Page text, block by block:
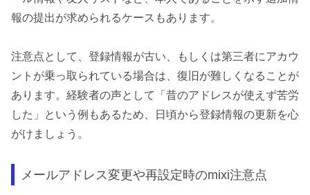
報の提出が求められるケースもあります。
注意点として、登録情報が古い、もしくは第三者にアカウ
ントが乗っ取られている場合は、復旧が難しくなることが
あります。経験者の声として「昔のアドレスが使えず苦労
した」という例もあるため、日頃から登録情報の更新を心
がけましょう。
メールアドレス変更や再設定時のmixi注意点